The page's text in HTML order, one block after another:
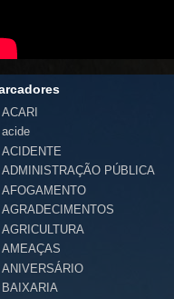
ACARI
acide
ACIDENTE
ADMINISTRAÇÃO PÚBLICA
AFOGAMENTO
AGRADECIMENTOS
AGRICULTURA
AMEAÇAS
ANIVERSÁRIO
BAIXARIA